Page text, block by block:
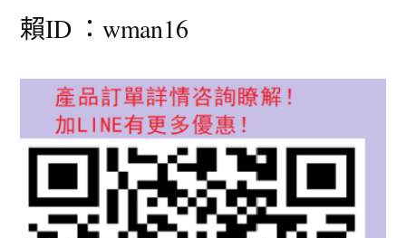
賴ID ：wman16